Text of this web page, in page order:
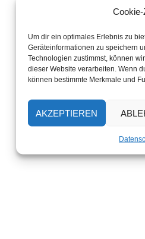
Um dir ein optimales Erlebnis zu
Geräteinformationen zu speichern
Technologien zustimmst, können
dieser Website verarbeiten. Wenn
können bestimmte Merkmale und
AKZEPTIEREN